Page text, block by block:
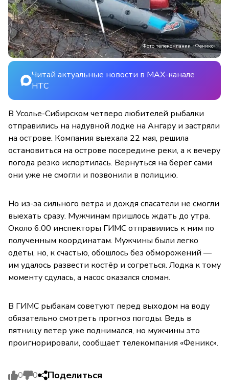
Фото телекомпании «Феникс»
Читай актуальные новости в MAX-канале
НТС
В Усолье-Сибирском четверо любителей рыбалки
отправились на надувной лодке на Ангару и застряли
на острове. Компания выехала 22 мая, решила
остановиться на острове посередине реки, а к вечеру
погода резко испортилась. Вернуться на берег сами
они уже не смогли и позвонили в полицию.
Но из-за сильного ветра и дождя спасатели не смогли
выехать сразу. Мужчинам пришлось ждать до утра.
Около 6:00 инспекторы ГИМС отправились к ним по
полученным координатам. Мужчины были легко
одеты, но, к счастью, обошлось без обморожений —
им удалось развести костёр и согреться. Лодка к тому
моменту сдулась, а насос оказался сломан.
В ГИМС рыбакам советуют перед выходом на воду
обязательно смотреть прогноз погоды. Ведь в
пятницу ветер уже поднимался, но мужчины это
проигнорировали, сообщает телекомпания «Феникс».
0 0 Поделиться